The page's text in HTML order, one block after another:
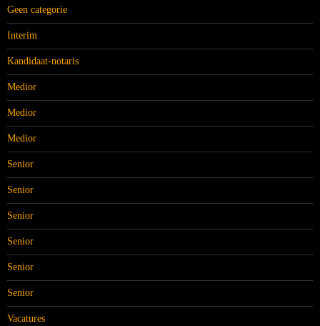
Geen categorie
Interim
Kandidaat-notaris
Medior
Medior
Medior
Senior
Senior
Senior
Senior
Senior
Senior
Vacatures